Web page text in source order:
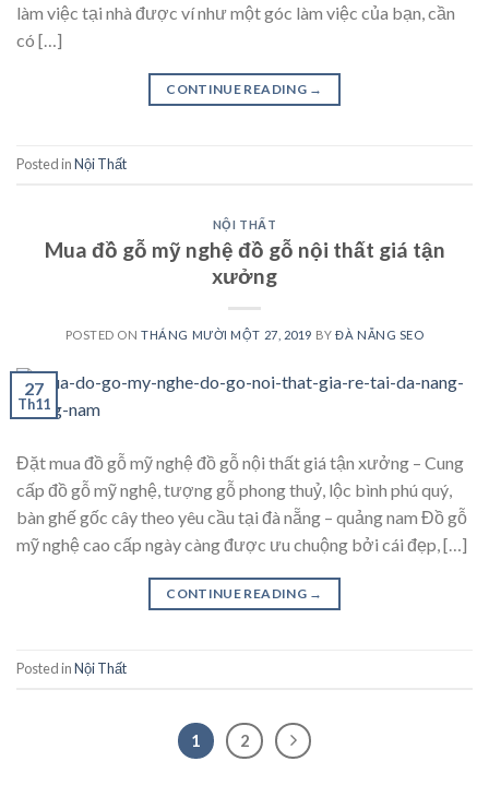
làm việc tại nhà được ví như một góc làm việc của bạn, cần
có […]
CONTINUE READING →
Posted inNội Thất
NỘI THẤT
Mua đồ gỗ mỹ nghệ đồ gỗ nội thất giá tận
xưởng
POSTED ONTHÁNG MƯỜI MỘT 27, 2019 BYĐÀ NẴNG SEO
27
Th11
Đặt mua đồ gỗ mỹ nghệ đồ gỗ nội thất giá tận xưởng – Cung
cấp đồ gỗ mỹ nghệ, tượng gỗ phong thuỷ, lộc bình phú quý,
bàn ghế gốc cây theo yêu cầu tại đà nẵng – quảng nam Đồ gỗ
mỹ nghệ cao cấp ngày càng được ưu chuộng bởi cái đẹp, […]
CONTINUE READING →
Posted inNội Thất
1 2